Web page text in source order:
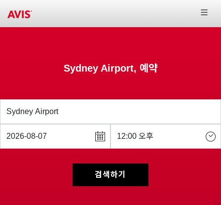
Sydney Airport, 예약
검색하기